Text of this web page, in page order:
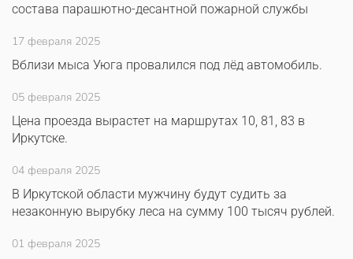
состава парашютно-десантной пожарной службы
17 февраля 2025
Вблизи мыса Уюга провалился под лёд автомобиль.
05 февраля 2025
Цена проезда вырастет на маршрутах 10, 81, 83 в
Иркутске.
04 февраля 2025
В Иркутской области мужчину будут судить за
незаконную вырубку леса на сумму 100 тысяч рублей.
01 февраля 2025